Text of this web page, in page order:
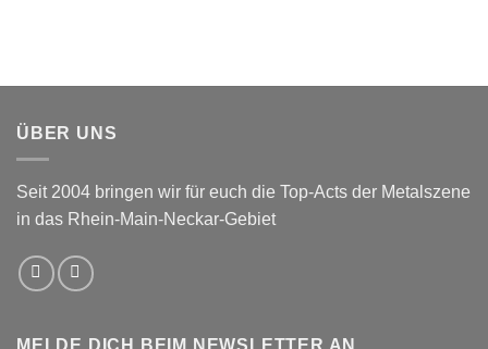
ÜBER UNS
Seit 2004 bringen wir für euch die Top-Acts der Metalszene
in das Rhein-Main-Neckar-Gebiet
MELDE DICH BEIM NEWSLETTER AN